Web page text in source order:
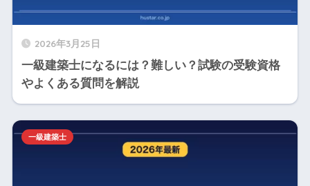
2026年3月25日
一級建築士になるには？難しい？試験の受験資格
やよくある質問を解説
一級建築士